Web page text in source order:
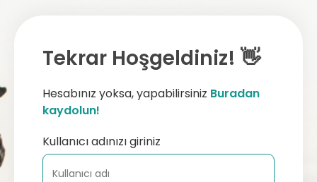
Tekrar Hoşgeldiniz! 👋
Hesabınız yoksa, yapabilirsiniz Buradan
kaydolun!
Kullanıcı adınızı giriniz